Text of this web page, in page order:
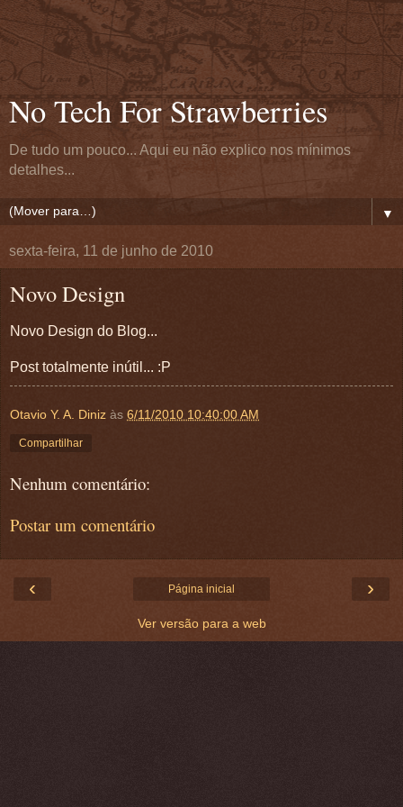
No Tech For Strawberries
De tudo um pouco... Aqui eu não explico nos mínimos
detalhes...
▼
sexta-feira, 11 de junho de 2010
Novo Design
Novo Design do Blog...
Post totalmente inútil... :P
Otavio Y. A. Diniz às 6/11/2010 10:40:00 AM
Compartilhar
Nenhum comentário:
Postar um comentário
‹ ›
Página inicial
Ver versão para a web